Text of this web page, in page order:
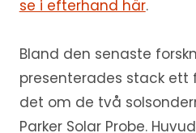
se i efterhand här.
Bland den senaste
presenterades stack ett
det om de två
Parker Solar Probe.